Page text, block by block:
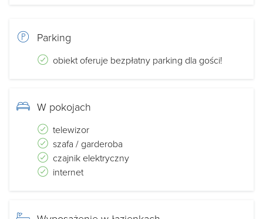
Parking
obiekt oferuje bezpłatny parking dla gości!
W pokojach
telewizor
szafa / garderoba
czajnik elektryczny
internet